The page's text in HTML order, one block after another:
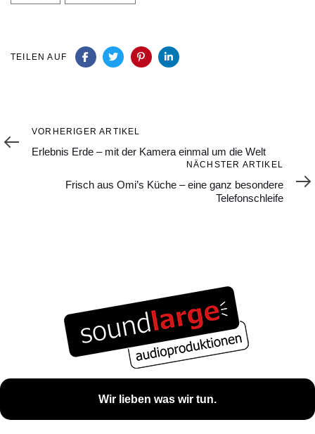
TEILEN AUF
Vorheriger
Artikel
VORHERIGER ARTIKEL
Erlebnis Erde – mit der Kamera einmal um die Welt
NÄCHSTER ARTIKEL
Frisch aus Omi’s Küche – eine ganz besondere
Telefonschleife
Wir lieben was wir tun.